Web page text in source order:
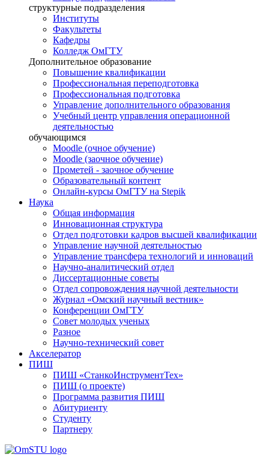
структурные подразделения
Институты
Факультеты
Кафедры
Колледж ОмГТУ
Дополнительное образование
Повышение квалификации
Профессиональная переподготовка
Профессиональная подготовка
Управление дополнительного образования
Учебный центр управления операционной
деятельностью
обучающимся
Moodle (очное обучение)
Moodle (заочное обучение)
Прометей - заочное обучение
Образовательный контент
Онлайн-курсы ОмГТУ на Stepik
Наука
Общая информация
Инновационная структура
Отдел подготовки кадров высшей квалификации
Управление научной деятельностью
Управление трансфера технологий и инноваций
Научно-аналитический отдел
Диссертационные советы
Отдел сопровождения научной деятельности
Журнал «Омский научный вестник»
Конференции ОмГТУ
Совет молодых ученых
Разное
Научно-технический совет
Акселератор
ПИШ
ПИШ «СтанкоИнструментТех»
ПИШ (о проекте)
Программа развития ПИШ
Абитуриенту
Студенту
Партнеру